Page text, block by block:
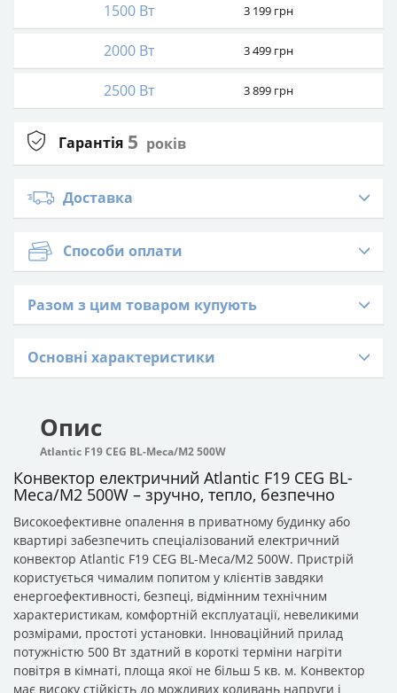
Основні характеристики
1500 Вт 3 199 грн
2000 Вт 3 499 грн
2500 Вт 3 899 грн
Гарантія 5 років
Доставка
Способи оплати
Разом з цим товаром купують
Опис
Atlantic F19 CEG BL-Meca/M2 500W
Конвектор електричний Atlantic F19 CEG BL-
Meca/M2 500W – зручно, тепло, безпечно
Високоефективне опалення в приватному будинку або
квартирі забезпечить спеціалізований електричний
конвектор Atlantic F19 CEG BL-Meca/M2 500W. Пристрій
користується чималим попитом у клієнтів завдяки
енергоефективності, безпеці, відмінним технічним
характеристикам, комфортній експлуатації, невеликими
розмірами, простоті установки. Інноваційний прилад
потужністю 500 Вт здатний в короткі терміни нагріти
повітря в кімнаті, площа якої не більш 5 кв. м. Конвектор
має високу стійкість до можливих коливань напруги і